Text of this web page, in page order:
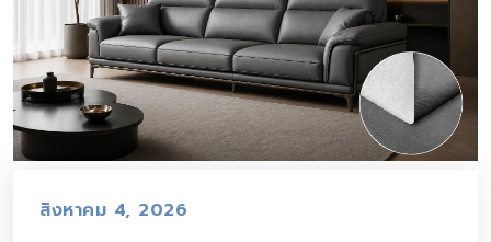
สิงหาคม 4, 2026